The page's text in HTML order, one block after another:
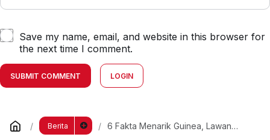
Save my name, email, and website in this browser for
the next time I comment.
SUBMIT COMMENT LOGIN
Berita
6 Fakta Menarik Guinea, Lawan